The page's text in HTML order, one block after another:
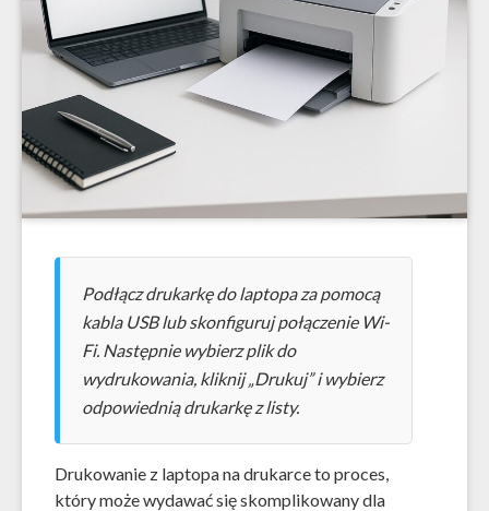
Podłącz drukarkę do laptopa za pomocą
kabla USB lub skonfiguruj połączenie Wi-
Fi. Następnie wybierz plik do
wydrukowania, kliknij „Drukuj” i wybierz
odpowiednią drukarkę z listy.
Drukowanie z laptopa na drukarce to proces,
który może wydawać się skomplikowany dla